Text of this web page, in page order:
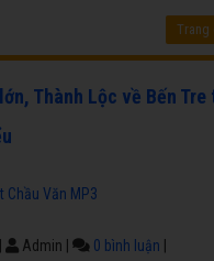
Trang
Thành Lộc về Bến Tre
Chầu Văn MP3
Admin 0 bình luận